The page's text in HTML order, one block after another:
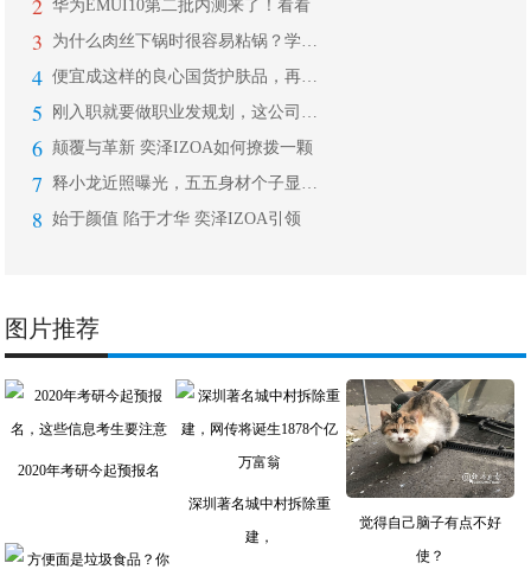
2 华为EMUI10第二批内测来了！看看
3 为什么肉丝下锅时很容易粘锅？学会这些
4 便宜成这样的良心国货护肤品，再说贵我
5 刚入职就要做职业发规划，这公司靠谱吗
6 颠覆与革新 奕泽IZOA如何撩拨一颗
7 释小龙近照曝光，五五身材个子显矮，后
8 始于颜值 陷于才华 奕泽IZOA引领
图片推荐
2020年考研今起预报名
深圳著名城中村拆除重
建，
觉得自己脑子有点不好
使？